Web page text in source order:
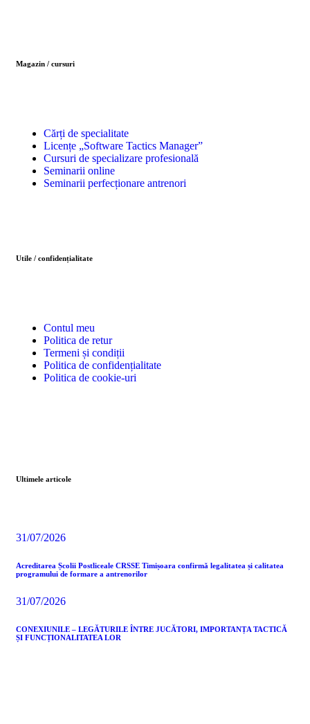
Magazin / cursuri
Cărți de specialitate
Licențe „Software Tactics Manager”
Cursuri de specializare profesională
Seminarii online
Seminarii perfecționare antrenori
Utile / confidențialitate
Contul meu
Politica de retur
Termeni și condiții
Politica de confidențialitate
Politica de cookie-uri
Ultimele articole
31/07/2026
Acreditarea Școlii Postliceale CRSSE Timișoara confirmă legalitatea și calitatea
programului de formare a antrenorilor
31/07/2026
CONEXIUNILE – LEGĂTURILE ÎNTRE JUCĂTORI, IMPORTANȚA TACTICĂ
ȘI FUNCȚIONALITATEA LOR